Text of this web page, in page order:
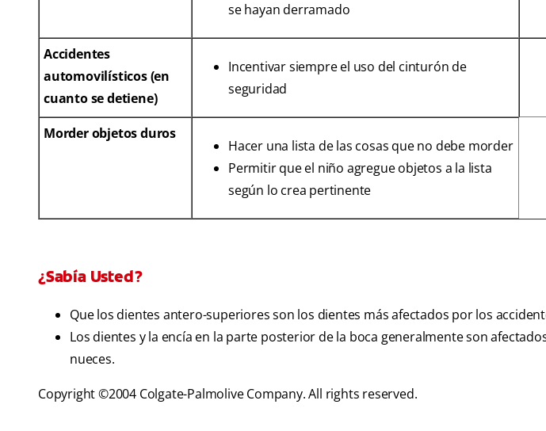
se hayan derramado
Accidentes
automovilísticos (en
cuanto se detiene)
Incentivar siempre el uso del cinturón de
seguridad
Morder objetos duros
Hacer una lista de las cosas que no debe morder
Permitir que el niño agregue objetos a la lista
según lo crea pertinente
¿Sabía Usted?
Que los dientes antero-superiores son los dientes más afectados por los
Los dientes y la encía en la parte posterior de la boca generalmente son
nueces.
Copyright ©2004 Colgate-Palmolive Company. All rights reserved.